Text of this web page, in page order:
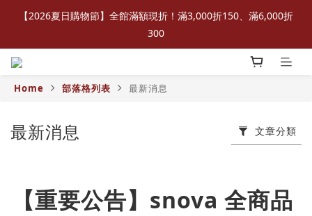
【2026夏日購物節】全館滿額現折！滿3,000折150、滿6,000折
300
Home 部落格列表 最新消息
最新消息 文章分類
【重要公告】snova 全商品